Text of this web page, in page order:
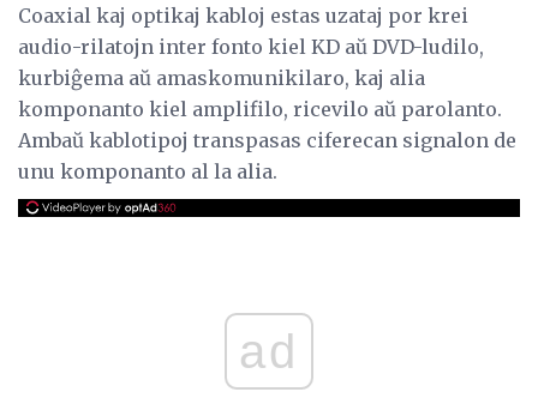
Coaxial kaj optikaj kabloj estas uzataj por krei
audio-rilatojn inter fonto kiel KD aŭ DVD-ludilo,
kurbiĝema aŭ amaskomunikilaro, kaj alia
komponanto kiel amplifilo, ricevilo aŭ parolanto.
Ambaŭ kablotipoj transpasas ciferecan signalon de
unu komponanto al la alia.
ad